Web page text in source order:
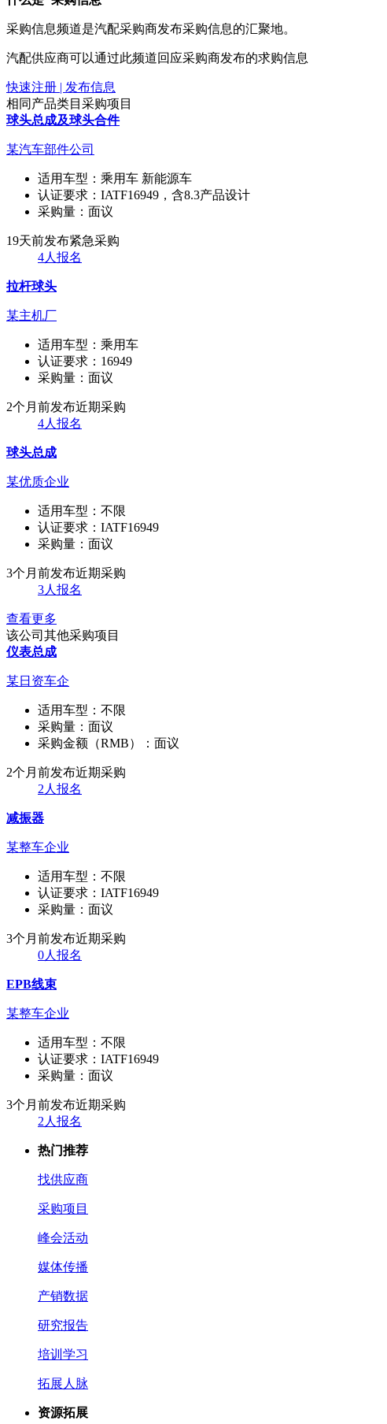
采购信息频道是汽配采购商发布采购信息的汇聚地。
汽配供应商可以通过此频道回应采购商发布的求购信息
快速注册 | 发布信息
相同产品类目采购项目
球头总成及球头合件
某汽车部件公司
适用车型： 乘用车 新能源车
认证要求： IATF16949，含8.3产品设计
采购量： 面议
19天前发布紧急采购
4人报名
拉杆球头
某主机厂
适用车型： 乘用车
认证要求： 16949
采购量： 面议
2个月前发布近期采购
4人报名
球头总成
某优质企业
适用车型： 不限
认证要求： IATF16949
采购量： 面议
3个月前发布近期采购
3人报名
查看更多
该公司其他采购项目
仪表总成
某日资车企
适用车型： 不限
采购量： 面议
采购金额（RMB）： 面议
2个月前发布近期采购
2人报名
减振器
某整车企业
适用车型： 不限
认证要求： IATF16949
采购量： 面议
3个月前发布近期采购
0人报名
EPB线束
某整车企业
适用车型： 不限
认证要求： IATF16949
采购量： 面议
3个月前发布近期采购
2人报名
热门推荐
找供应商
采购项目
峰会活动
媒体传播
产销数据
研究报告
培训学习
拓展人脉
资源拓展